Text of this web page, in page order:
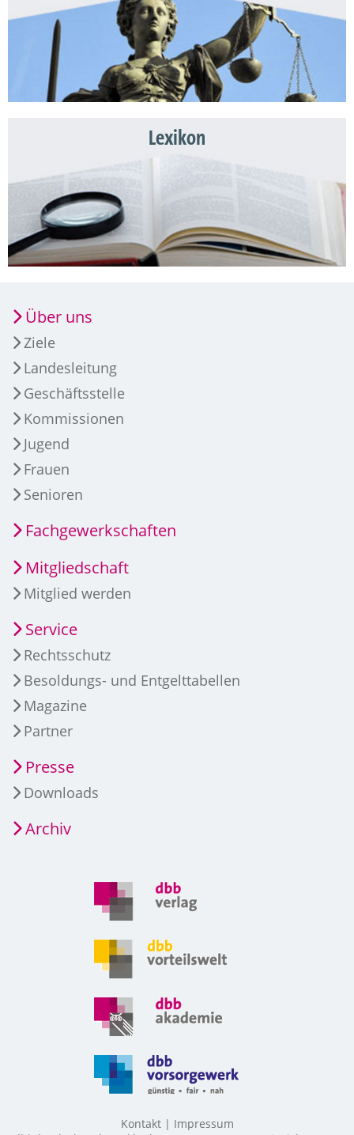
Lexikon
Über uns
Ziele
Landesleitung
Geschäftsstelle
Kommissionen
Jugend
Frauen
Senioren
Fachgewerkschaften
Mitgliedschaft
Mitglied werden
Service
Rechtsschutz
Besoldungs- und Entgelttabellen
Magazine
Partner
Presse
Downloads
Archiv
Kontakt
Impressum